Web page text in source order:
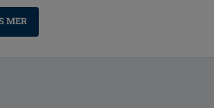
MER